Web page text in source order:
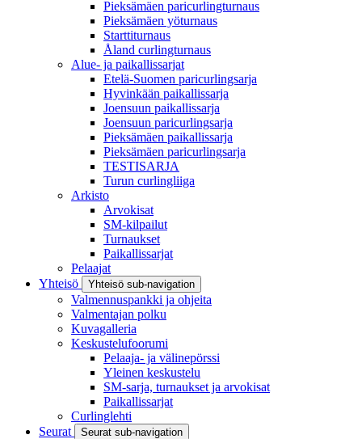
Pieksämäen paricurlingturnaus
Pieksämäen yöturnaus
Starttiturnaus
Åland curlingturnaus
Alue- ja paikallissarjat
Etelä-Suomen paricurlingsarja
Hyvinkään paikallissarja
Joensuun paikallissarja
Joensuun paricurlingsarja
Pieksämäen paikallissarja
Pieksämäen paricurlingsarja
TESTISARJA
Turun curlingliiga
Arkisto
Arvokisat
SM-kilpailut
Turnaukset
Paikallissarjat
Pelaajat
Yhteisö
Yhteisö sub-navigation
Valmennuspankki ja ohjeita
Valmentajan polku
Kuvagalleria
Keskustelufoorumi
Pelaaja- ja välinepörssi
Yleinen keskustelu
SM-sarja, turnaukset ja arvokisat
Paikallissarjat
Curlinglehti
Seurat
Seurat sub-navigation